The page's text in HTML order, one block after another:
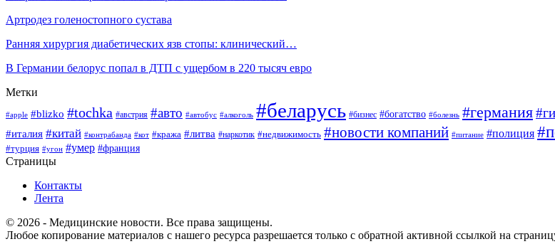
Артродез голеностопного сустава
Ранняя хирургия диабетических язв стопы: клинический…
В Германии белорус попал в ДТП с ущербом в 220 тысяч евро
Метки
#apple #blizko #tochka #австрия #авто #автобус #алкоголь #беларусь #бизнес #богатство #болезнь #германия
#италия #китай #контрабанда #кот #кража #литва #наркотик #недвижимость #новости компаний #питание #полиция
#турция #угон #умер #франция
Страницы
Контакты
Лента
© 2026 - Медицинские новости. Все права защищены.
Любое копирование материалов с нашего ресурса разрешается только с обратной активной ссылкой на